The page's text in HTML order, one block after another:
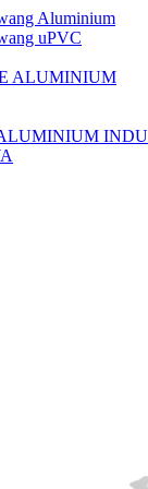
Aluminium
uPVC
ALUMINIUM